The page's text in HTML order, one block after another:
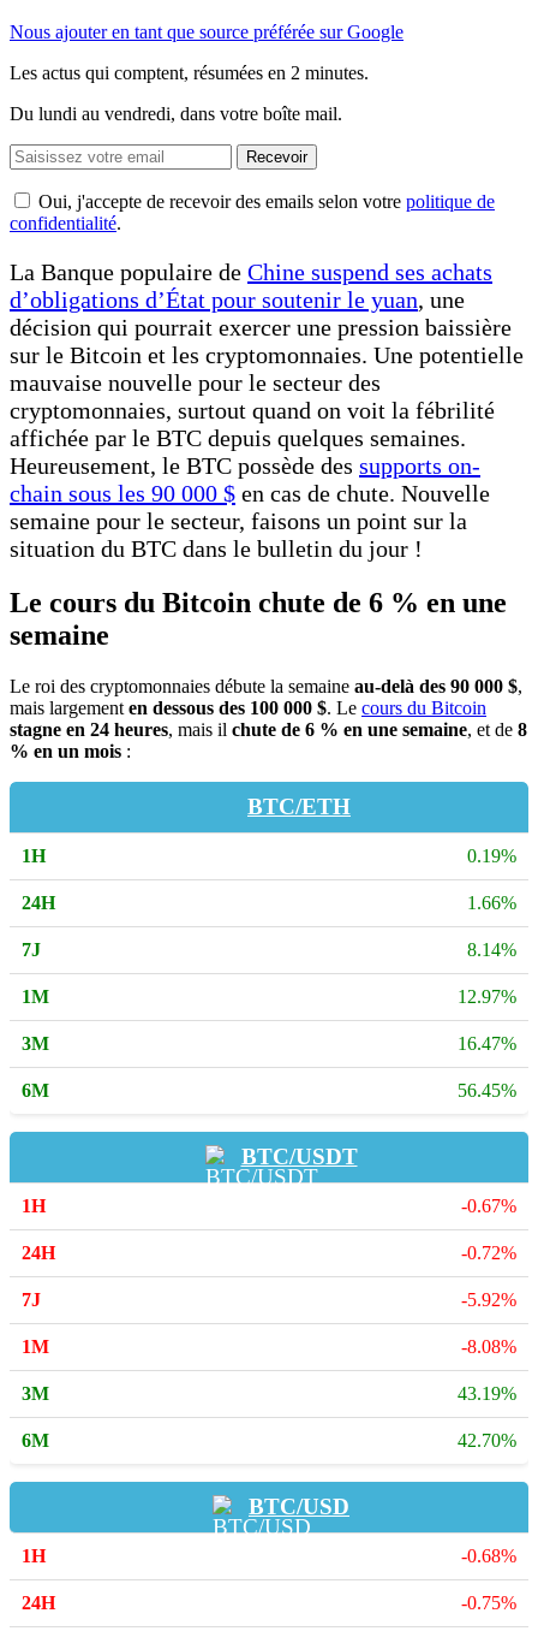
Nous ajouter en tant que source préférée sur Google
Les actus qui comptent, résumées en 2 minutes.
Du lundi au vendredi, dans votre boîte mail.
Recevoir
Oui, j'accepte de recevoir des emails selon votre politique de
confidentialité.
La Banque populaire de Chine suspend ses achats
d’obligations d’État pour soutenir le yuan, une
décision qui pourrait exercer une pression baissière
sur le Bitcoin et les cryptomonnaies. Une potentielle
mauvaise nouvelle pour le secteur des
cryptomonnaies, surtout quand on voit la fébrilité
affichée par le BTC depuis quelques semaines.
Heureusement, le BTC possède des supports on-
chain sous les 90 000 $ en cas de chute. Nouvelle
semaine pour le secteur, faisons un point sur la
situation du BTC dans le bulletin du jour !
Le cours du Bitcoin chute de 6 % en une
semaine
Le roi des cryptomonnaies débute la semaine au-delà des 90 000 $,
mais largement en dessous des 100 000 $. Le cours du Bitcoin
stagne en 24 heures, mais il chute de 6 % en une semaine, et de 8
% en un mois :
BTC/ETH
0.19%
1.66%
8.14%
12.97%
16.47%
56.45%
BTC/USDT
-0.67%
-0.72%
-5.92%
-8.08%
43.19%
42.70%
BTC/USD
-0.68%
-0.75%